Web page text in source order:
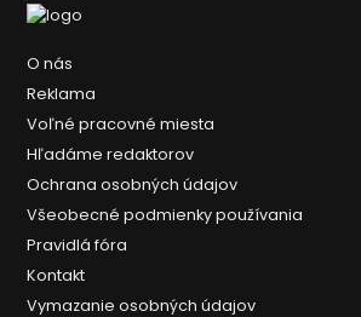
O nás
Reklama
Voľné pracovné miesta
Hľadáme redaktorov
Ochrana osobných údajov
Všeobecné podmienky používania
Pravidlá fóra
Kontakt
Vymazanie osobných údajov